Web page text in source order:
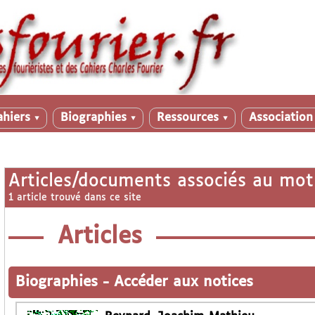
▼ Biographies ▼ Ressources ▼
Articles/documents associés au
1 article trouvé dans ce site
Articles
Biographies - Accéder aux notices